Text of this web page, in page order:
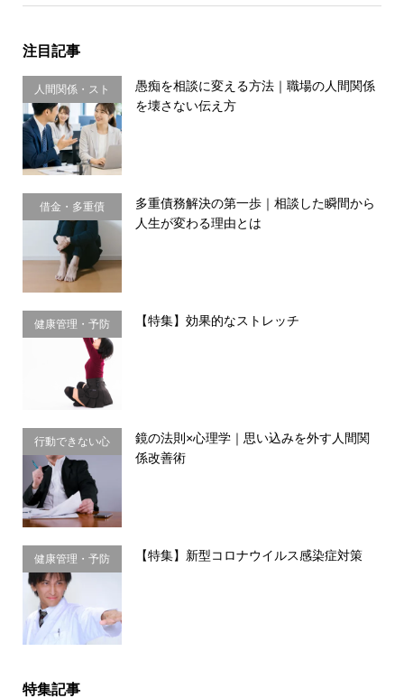
注目記事
人間関係・スト
レス
愚痴を相談に変える方法｜職場の人間関係
を壊さない伝え方
借金・多重債
務・金銭感覚
多重債務解決の第一歩｜相談した瞬間から
人生が変わる理由とは
健康管理・予防 【特集】効果的なストレッチ
行動できない心
理・思い込み
鏡の法則×心理学｜思い込みを外す人間関
係改善術
健康管理・予防
習慣
【特集】新型コロナウイルス感染症対策
特集記事